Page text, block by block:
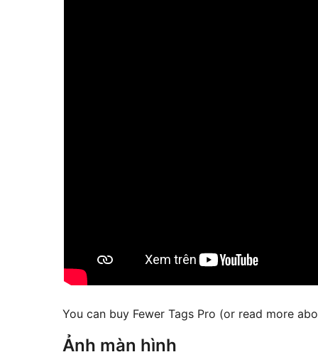
You can buy Fewer Tags Pro (or read more
Ảnh màn hình